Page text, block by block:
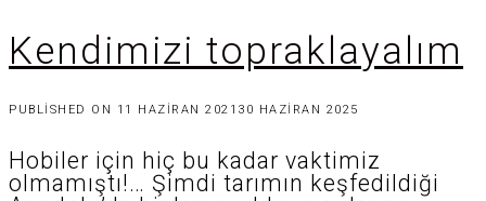
Kendimizi topraklayalım
PUBLISHED ON 11 HAZIRAN 2021 30 HAZIRAN 2025
Hobiler için hiç bu kadar vaktimiz
olmamıştı!… Şimdi tarımın keşfedildiği